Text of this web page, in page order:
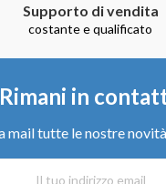
Supporto di vendita
costante e qualificato
Rimani in
mail tutte le nostre